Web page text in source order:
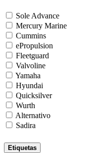
Sole Advance
Mercury Marine
Cummins
ePropulsion
Fleetguard
Valvoline
Yamaha
Hyundai
Quicksilver
Wurth
Alternativo
Sadira
Etiquetas